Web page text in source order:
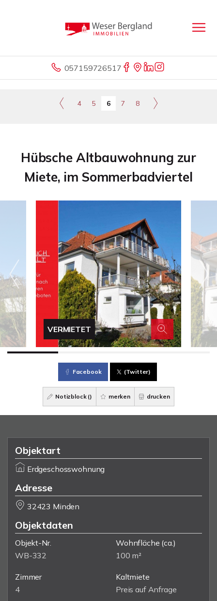
057159726517
4 5 6 7 8
Hübsche Altbauwohnung zur
Miete, im Sommerbadviertel
VERMIETET
Facebook (Twitter)
Notizblock () merken drucken
Objektart
Erdgeschosswohnung
Adresse
32423 Minden
Objektdaten
Objekt-Nr.
WB-332
Wohnfläche (ca.)
100 m²
Zimmer
4
Kaltmiete
Preis auf Anfrage